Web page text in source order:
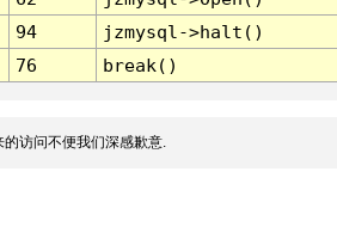
94
jzmysql->halt()
76 break()
访问不便我们深感歉意.